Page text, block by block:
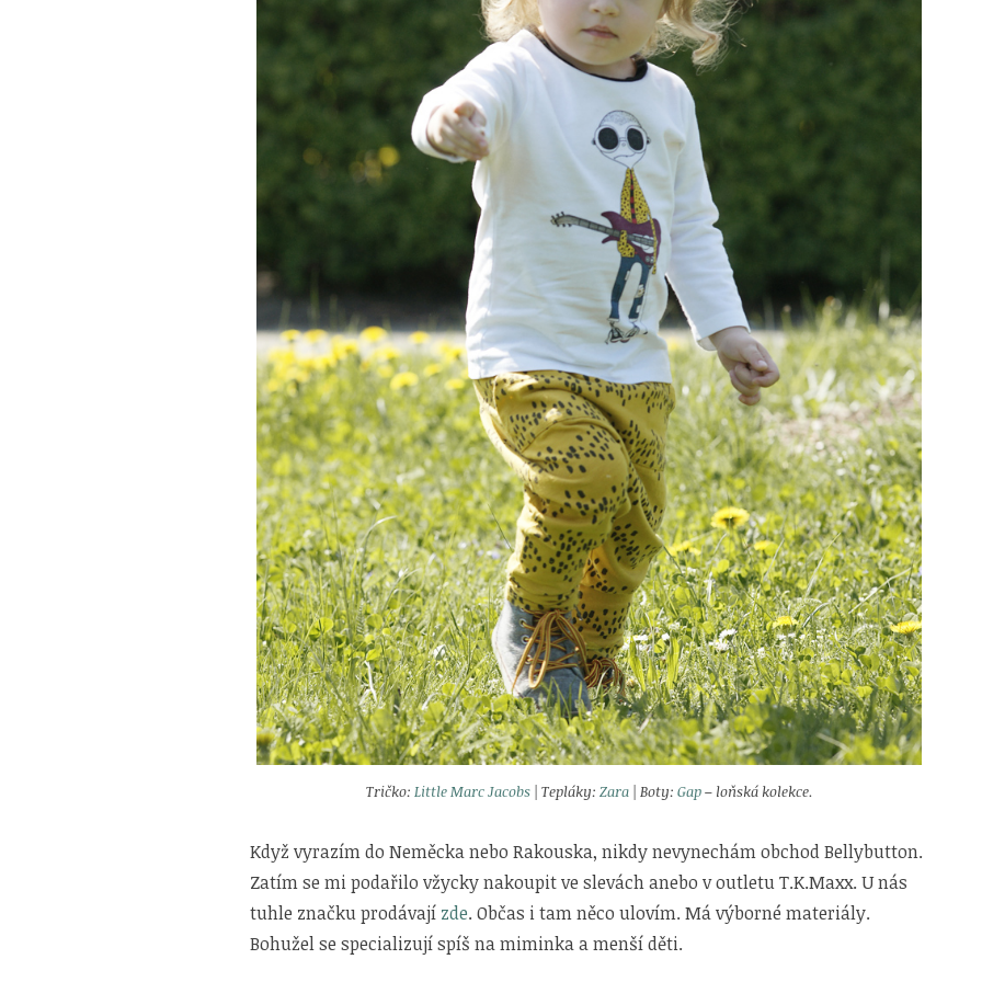
Tričko: Little Marc Jacobs| Tepláky: Zara| Boty: Gap– loňská kolekce.
Když vyrazím do Neměcka nebo Rakouska, nikdy nevynechám obchod Bellybutton.
Zatím se mi podařilo vžycky nakoupit ve slevách anebo v outletu T.K.Maxx. U nás
tuhle značku prodávají zde. Občas i tam něco ulovím. Má výborné materiály.
Bohužel se specializují spíš na miminka a menší děti.